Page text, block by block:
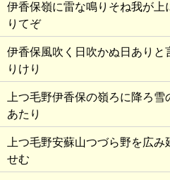
伊香保嶺に雷な鳴りそね我が上
りてぞ
伊香保風吹く日吹かぬ日あり
りけり
上つ毛野伊香保の嶺ろに降ろ
あたり
上つ毛野安蘇山つづら野を広
せむ